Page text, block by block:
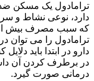
ترامادول یک مسکن
دارد، نوعی نشاط و
که سبب مصرف بیش از
ترامادول را می توان
دارو در ابتدا باید
در برطرف کردن آن
درمانی صورت گیرد.